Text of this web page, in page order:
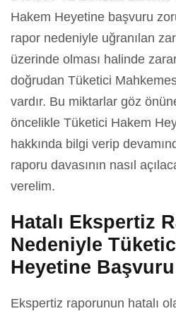
Hakem Heyetine başvuru
rapor nedeniyle uğranılan
üzerinde olması halinde
doğrudan Tüketici
vardır. Bu miktarlar göz
öncelikle Tüketici Hakem
hakkında bilgi verip
raporu davasının nasıl
verelim.
Hatalı Ekspertiz
Nedeniyle
Heyetine Başvuru
Ekspertiz raporunun hatalı